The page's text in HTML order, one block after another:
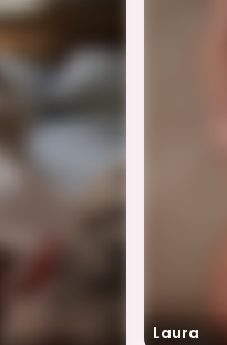
Laura